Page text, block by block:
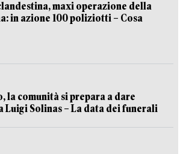
maxi operazione della
in azione 100 poliziotti – Cosa
la comunità si prepara a dare
Luigi Solinas – La data dei funerali